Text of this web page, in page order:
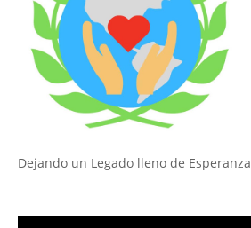
Dejando un Legado lleno de Esperanza